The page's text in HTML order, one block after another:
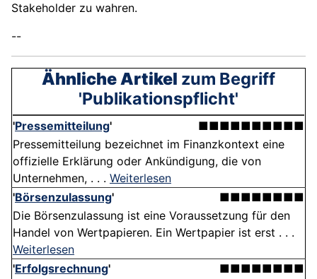
Stakeholder zu wahren.
--
Ähnliche Artikel zum Begriff
'Publikationspflicht'
'Pressemitteilung'
■■■■■■■■■■
Pressemitteilung bezeichnet im Finanzkontext eine
offizielle Erklärung oder Ankündigung, die von
Unternehmen, . . . Weiterlesen
'Börsenzulassung'
■■■■■■■■
Die Börsenzulassung ist eine Voraussetzung für den
Handel von Wertpapieren. Ein Wertpapier ist erst . . .
Weiterlesen
'Erfolgsrechnung'
■■■■■■■■